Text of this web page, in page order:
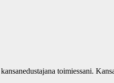
toimiessani.